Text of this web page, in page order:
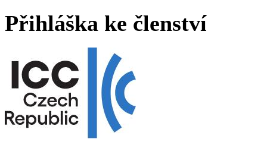
Přihláška ke členství